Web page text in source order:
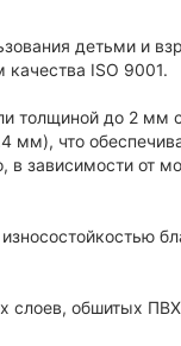
детьми и
ISO 9001.
толщиной до 2 мм
мм), что
в зависимости от
слоев, обшитых